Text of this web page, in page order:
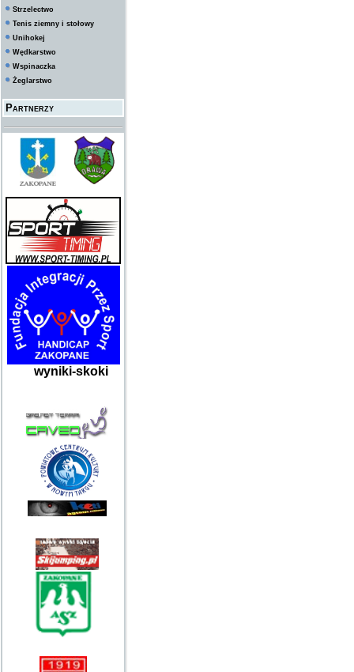
Strzelectwo
Tenis ziemny i stołowy
Unihokej
Wędkarstwo
Wspinaczka
Żeglarstwo
Partnerzy
wyniki-skoki